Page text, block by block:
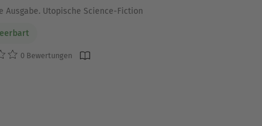
Ausgabe. Utopische Science-Fiction
0 Bewertungen